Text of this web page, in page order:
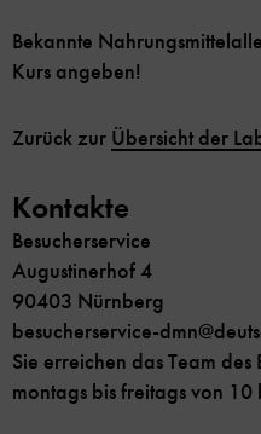
Bekannte
Kurs angeben!
Zurück zur Übersicht der
Kontakte
Besucherservice
Augustinerhof 4
90403 Nürnberg
besucherservice-
Sie erreichen das Team des
montags bis freitags von 10